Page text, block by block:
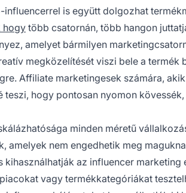
is együtt dolgozhat
hogy több csatornán, több hangon
amelyet bármilyen
megközelítését viszi bele a termék
Affiliate marketingesek számára,
hogy pontosan nyomon
minden méretű
amelyek nem engedhetik meg
kihasználhatják az influencer
vagy termékkategóriákat